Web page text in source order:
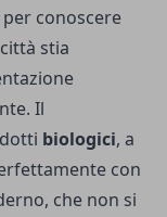
conoscere
stia
Il
biologici, a
con
che non si